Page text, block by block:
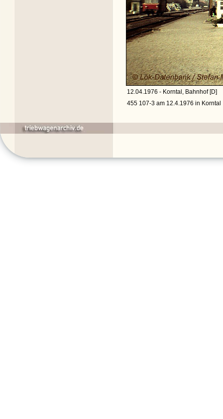
12.04.1976 - Korntal, Bahnhof [D]
455 107-3 am 12.4.1976 in Korntal